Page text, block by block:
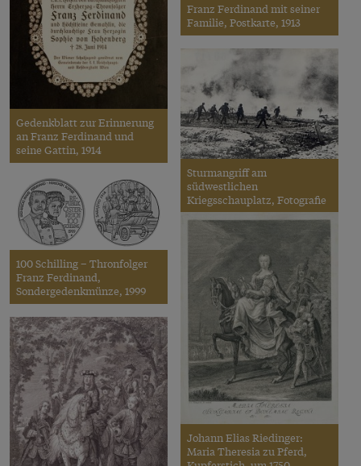
Franz Ferdinand mit seiner
Familie, Postkarte, 1913
Gedenkblatt zur Erinnerung
an Franz Ferdinand und
seine Gattin, 1914
Sturmangriff am
südwestlichen
Kriegsschauplatz, Fotografie
100 Schilling – Thronfolger
Franz Ferdinand,
Sondergedenkmünze, 1999
Johann Elias Riedinger:
Maria Theresia zu Pferd,